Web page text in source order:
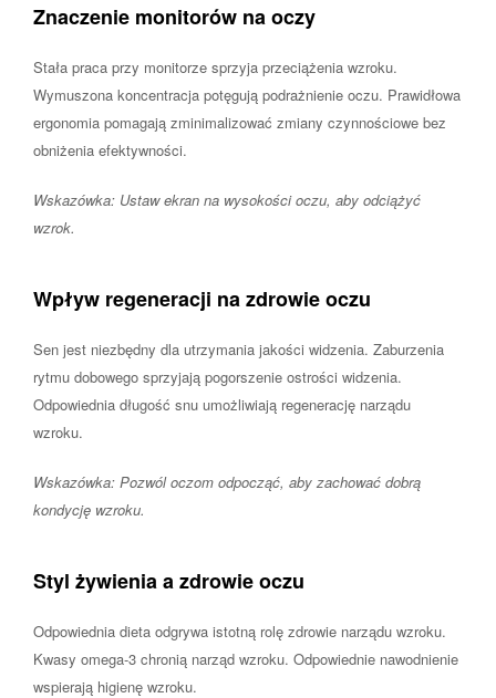
Znaczenie monitorów na oczy
Stała praca przy monitorze sprzyja przeciążenia wzroku.
Wymuszona koncentracja potęgują podrażnienie oczu. Prawidłowa
ergonomia pomagają zminimalizować zmiany czynnościowe bez
obniżenia efektywności.
Wskazówka: Ustaw ekran na wysokości oczu, aby odciążyć
wzrok.
Wpływ regeneracji na zdrowie oczu
Sen jest niezbędny dla utrzymania jakości widzenia. Zaburzenia
rytmu dobowego sprzyjają pogorszenie ostrości widzenia.
Odpowiednia długość snu umożliwiają regenerację narządu
wzroku.
Wskazówka: Pozwól oczom odpocząć, aby zachować dobrą
kondycję wzroku.
Styl żywienia a zdrowie oczu
Odpowiednia dieta odgrywa istotną rolę zdrowie narządu wzroku.
Kwasy omega-3 chronią narząd wzroku. Odpowiednie nawodnienie
wspierają higienę wzroku.